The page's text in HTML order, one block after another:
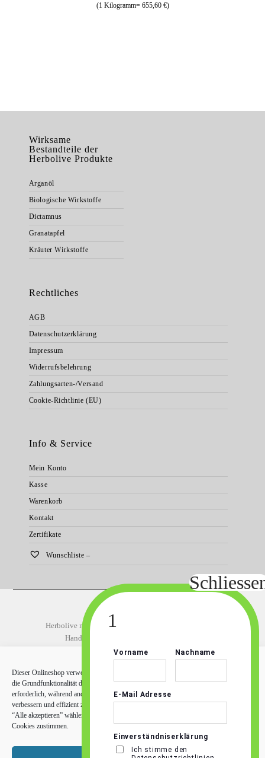
Dieser Onlineshop verwendet Cookies, um Ihr Einkaufserlebnis zu verbessern. Für
die Grundfunktionalität des Shops (z.B. den Warenkorb) sind einige Cookies
erforderlich, während andere Cookies uns helfen, unser Online-Angebot zu
verbessern und effizient zu arbeiten. Sie können allen Cookies zustimmen, in dem Sie
“Alle akzeptieren” wählen oder mit “Erforderliche akzeptieren” nur den erforderlichen
Cookies zustimmen.
(1 Kilogramm= 655,60 €)
Wirksame
Bestandteile der
Herbolive Produkte
Arganöl
Biologische Wirkstoffe
Dictamnus
Granatapfel
Kräuter Wirkstoffe
Rechtliches
AGB
Datenschutzerklärung
Impressum
Widerrufsbelehrung
Zahlungsarten-/Versand
Cookie-Richtlinie (EU)
Info & Service
Mein Konto
Kasse
Warenkorb
Kontakt
Zertifikate
Wunschliste –
Natürliche Körperpflege
Herbolive natürliche Körperpflege
Hand und Fußpflege
Haarpflege Sonnenpflege
Fresh Secrets Produktübersicht
Eselsmilchprodukte
Meersalz
Vertrag widerrufen
Copyright 2026 - Herbolive - Shop - Alle Rechte vorbehalten